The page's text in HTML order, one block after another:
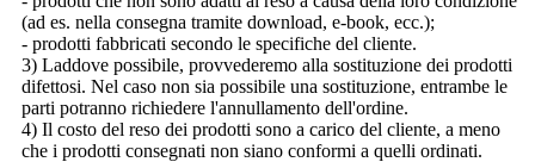
(ad es. nella consegna tramite download, e-book, ecc.);
- prodotti fabbricati secondo le specifiche del cliente.
3) Laddove possibile, provvederemo alla sostituzione dei prodotti
difettosi. Nel caso non sia possibile una sostituzione, entrambe le
parti potranno richiedere l'annullamento dell'ordine.
4) Il costo del reso dei prodotti sono a carico del cliente, a meno
che i prodotti consegnati non siano conformi a quelli ordinati.